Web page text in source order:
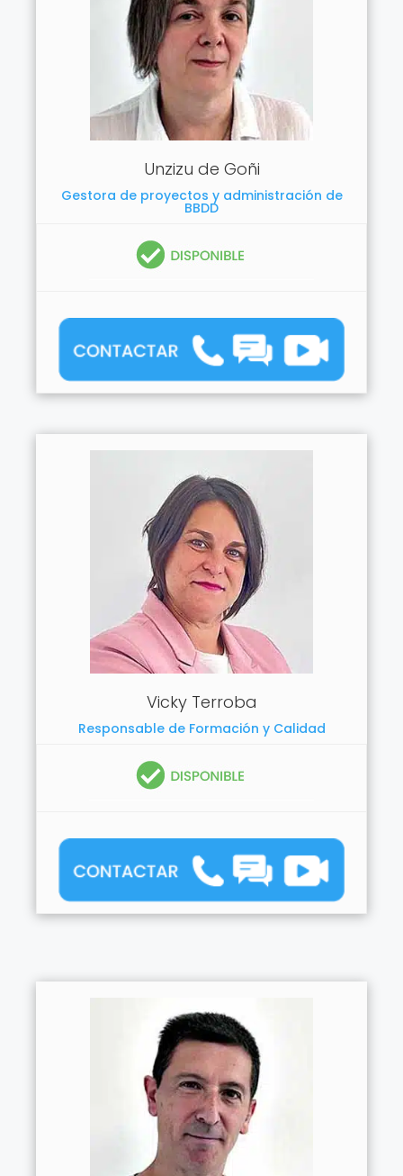
Unzizu de Goñi
Gestora de proyectos y administración de
BBDD
Vicky Terroba
Responsable de Formación y Calidad